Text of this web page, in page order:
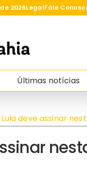
2026LegalFale
Últimas notícias
Lula deve assinar
sexta-feira novo